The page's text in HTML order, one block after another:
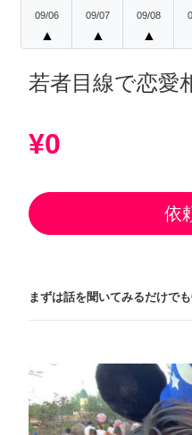
09/06
▲
09/07
▲
09/08
▲
若者目線で恋愛
¥0
依
まずは話を聞いてみるだけで